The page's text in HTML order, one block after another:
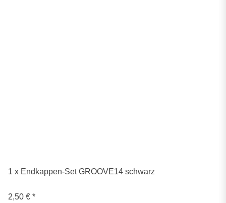
1 x Endkappen-Set GROOVE14 schwarz
2,50 € *